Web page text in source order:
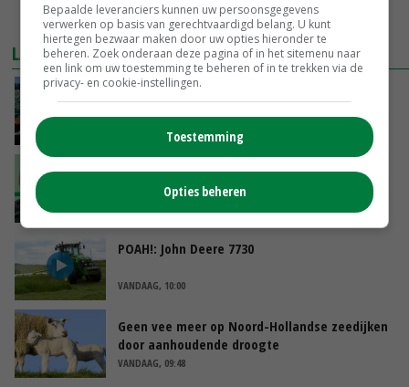
MEER MARKTPRIJZEN
LAATSTE NIEUWS
‘Cijfer jezelf niet weg en doe vooral ook waar
VANDAAG, 13:31
‘De droogte begint ver voor de grens bij
POAH!: John Deere 7730
VANDAAG, 10:00
Geen vee meer op Noord-Hollandse zeedijken
door aanhoudende droogte
VANDAAG, 09:48
Bepaalde leveranciers kunnen uw persoonsgegevens
verwerken op basis van gerechtvaardigd belang. U kunt
hiertegen bezwaar maken door uw opties hieronder te
beheren. Zoek onderaan deze pagina of in het sitemenu naar
een link om uw toestemming te beheren of in te trekken via de
privacy- en cookie-instellingen.
Toestemming
Opties beheren